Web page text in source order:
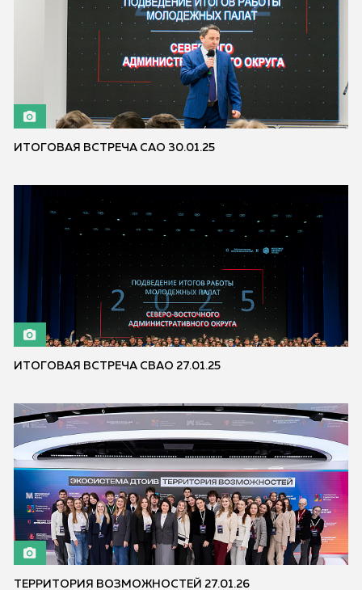
ИТОГОВАЯ ВСТРЕЧА САО 30.01.25
ИТОГОВАЯ ВСТРЕЧА СВАО 27.01.25
ТЕРРИТОРИЯ ВОЗМОЖНОСТЕЙ 27.01.26